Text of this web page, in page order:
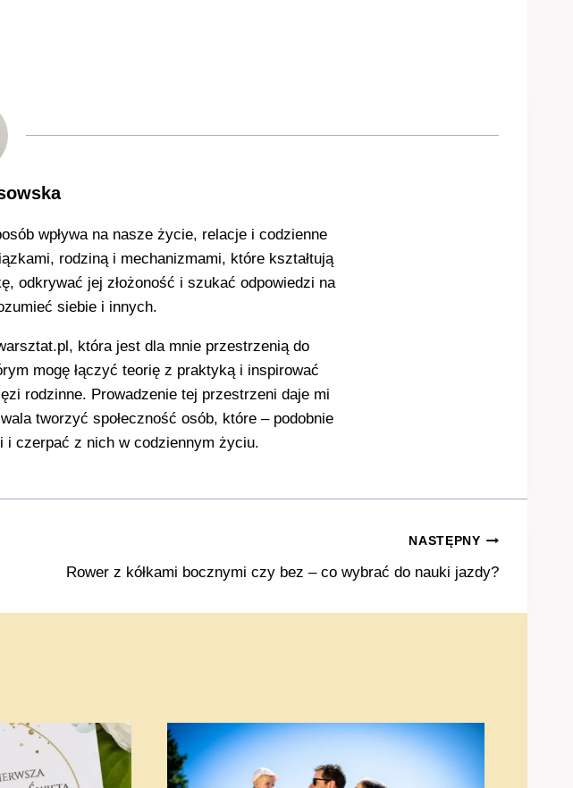
wpływa na nasze życie, relacje i codzienne
rodziną i mechanizmami, które kształtują
odkrywać jej złożoność i szukać odpowiedzi na
siebie i innych.
która jest dla mnie przestrzenią do
mogę łączyć teorię z praktyką i inspirować
rodzinne. Prowadzenie tej przestrzeni daje mi
tworzyć społeczność osób, które – podobnie
i czerpać z nich w codziennym życiu.
NASTĘPNY
Rower z kółkami bocznymi czy bez – co wybrać do nauki jazdy?